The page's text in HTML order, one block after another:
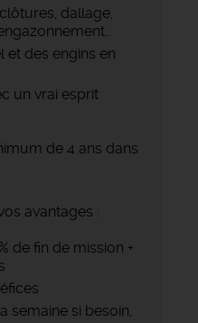
dallage,
et des engins en
un vrai esprit
de 4 ans dans
avantages :
de fin de mission +
semaine si besoin,